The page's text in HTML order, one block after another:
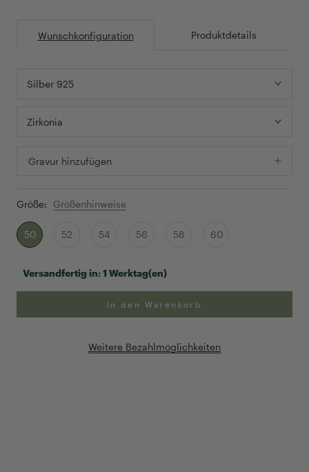
Wunschkonfiguration Produktdetails
Silber 925
Zirkonia
Gravur hinzufügen
Größe: Größenhinweise
50 52 54 56 58 60
Versandfertig in:1 Werktag(en)
In den Warenkorb
Weitere Bezahlmöglichkeiten